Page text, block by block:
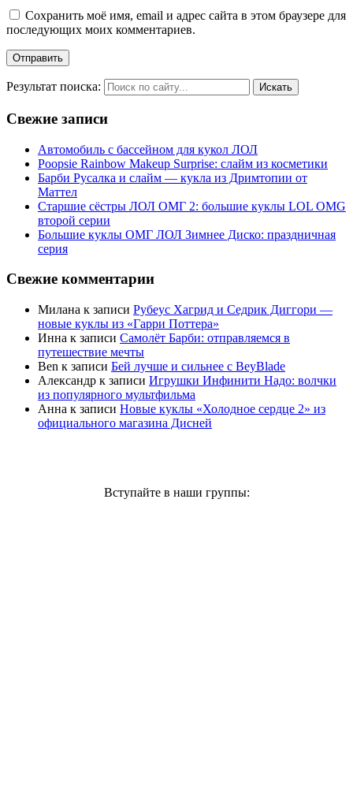
Сохранить моё имя, email и адрес сайта в этом браузере для
последующих моих комментариев.
Результат поиска:
Свежие записи
Автомобиль с бассейном для кукол ЛОЛ
Poopsie Rainbow Makeup Surprise: слайм из косметики
Барби Русалка и слайм — кукла из Дримтопии от
Маттел
Старшие сёстры ЛОЛ ОМГ 2: большие куклы LOL OMG
второй серии
Большие куклы ОМГ ЛОЛ Зимнее Диско: праздничная
серия
Свежие комментарии
Милана к записи Рубеус Хагрид и Седрик Диггори —
новые куклы из «Гарри Поттера»
Инна к записи Самолёт Барби: отправляемся в
путешествие мечты
Ben к записи Бей лучше и сильнее с BeyBlade
Александр к записи Игрушки Инфинити Надо: волчки
из популярного мультфильма
Анна к записи Новые куклы «Холодное сердце 2» из
официального магазина Дисней
Вступайте в наши группы: